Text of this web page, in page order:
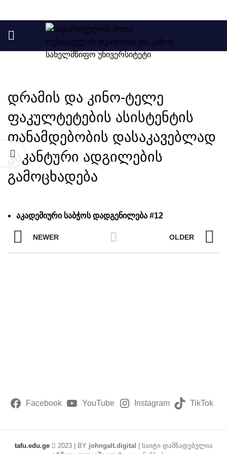
დრამის და კინო-ტელე
ფაკულტეტების ასისტენტის
თანამდებობის დასაკავებლად
ვაკანტური ადგილების
გამოცხადება
აკადემიური საბჭოს დადგენილება #12
NEWER OLDER
Facebook YouTube Instagram TikTok
tafu.edu.ge 2023 | BY johngalt.digital
| საიტი დამზადებულია